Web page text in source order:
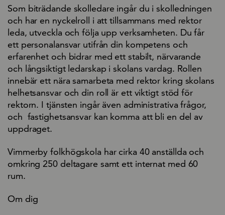
Som biträdande skolledare ingår du i skolledningen
och har en nyckelroll i att tillsammans med rektor
leda, utveckla och följa upp verksamheten. Du får
ett personalansvar utifrån din kompetens och
erfarenhet och bidrar med ett stabilt, närvarande
och långsiktigt ledarskap i skolans vardag. Rollen
innebär ett nära samarbeta med rektor kring skolans
helhetsansvar och din roll är ett viktigt stöd för
rektorn. I tjänsten ingår även administrativa frågor,
och fastighetsansvar kan komma att bli en del av
uppdraget.
Vimmerby folkhögskola har cirka 40 anställda och
omkring 250 deltagare samt ett internat med 60
rum.
Om dig